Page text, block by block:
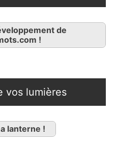
de
!
vos lumières
lanterne !